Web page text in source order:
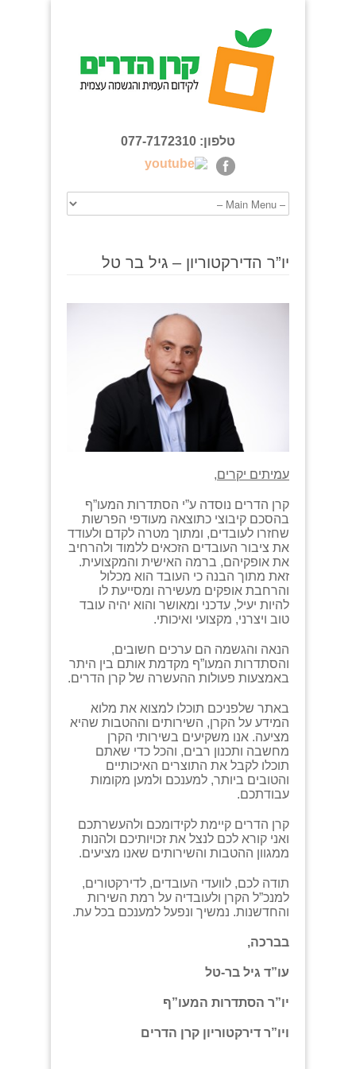
טלפון: 077-7172310
יו”ר הדירקטוריון – גיל בר טל
עמיתים יקרים,
קרן הדרים נוסדה ע”י הסתדרות המעו”ף
בהסכם קיבוצי כתוצאה מעודפי הפרשות
שחזרו לעובדים, ומתוך מטרה לקדם ולעודד
את ציבור העובדים הזכאים ללמוד ולהרחיב
את אופקיהם, ברמה האישית והמקצועית.
זאת מתוך הבנה כי העובד הוא מכלול
והרחבת אופקים מעשירה ומסייעת לו
להיות יעיל, עדכני ומאושר והוא יהיה עובד
טוב ויצרני, מקצועי ואיכותי.
הנאה והגשמה הם ערכים חשובים,
והסתדרות המעו”ף מקדמת אותם בין היתר
באמצעות פעולות ההעשרה של קרן הדרים.
באתר שלפניכם תוכלו למצוא את מלוא
המידע על הקרן, השירותים וההטבות שהיא
מציעה. אנו משקיעים בשירותי הקרן
מחשבה ותכנון רבים, והכל כדי שאתם
תוכלו לקבל את התוצרים האיכותיים
והטובים ביותר, למענכם ולמען מקומות
עבודתכם.
קרן הדרים קיימת לקידומכם ולהעשרתכם
ואני קורא לכם לנצל את זכויותיכם ולהנות
ממגוון ההטבות והשירותים שאנו מציעים.
תודה לכם, לוועדי העובדים, לדירקטורים,
למנכ”ל הקרן ולעובדיה על רמת השירות
והחדשנות. נמשיך ונפעל למענכם בכל עת.
בברכה,
עו”ד גיל בר-טל
יו”ר הסתדרות המעו”ף
ויו”ר דירקטוריון קרן הדרים